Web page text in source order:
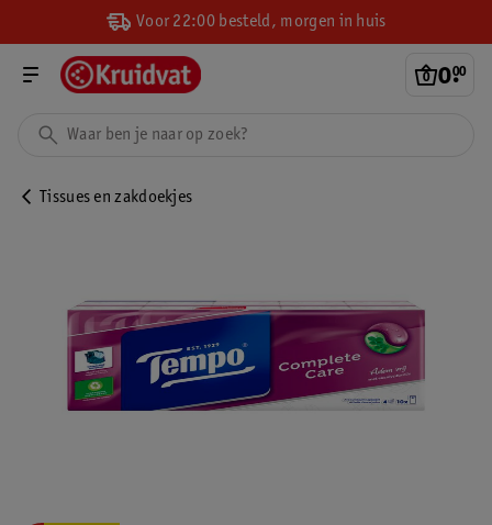
Voor 22:00 besteld, morgen in huis
0.
00
Tissues en zakdoekjes